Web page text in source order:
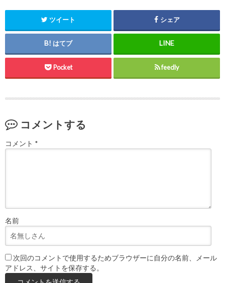
ツイート シェア
はてブ
Pocket feedly
コメントする
コメント *
名前
次回のコメントで使用するためブラウザーに自分の名前、メール
アドレス、サイトを保存する。